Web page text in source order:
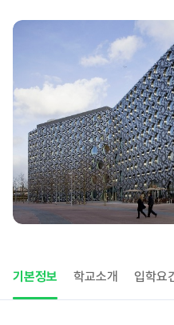
기본정보 학교소개 입학요